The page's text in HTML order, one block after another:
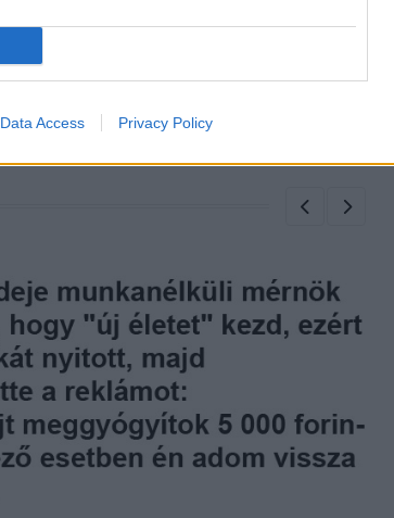
Data Access Privacy Policy
VICC: A férfi odalép a csinos